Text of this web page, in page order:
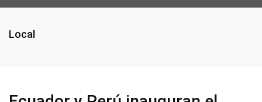
Local